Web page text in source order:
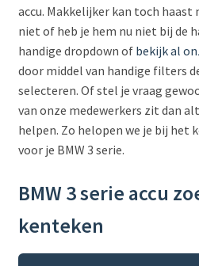
accu. Makkelijker kan toch haast
niet of heb je hem nu niet bij de
handige dropdown of bekijk al
door middel van handige filters
selecteren. Of stel je vraag
van onze medewerkers zit dan
helpen. Zo helopen we je bij het
voor je BMW 3 serie.
BMW 3 serie accu
kenteken